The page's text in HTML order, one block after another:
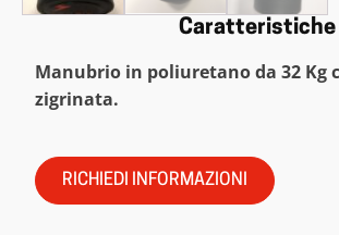
Caratteristiche
Manubrio in poliuretano da 32 Kg
zigrinata.
RICHIEDI INFORMAZIONI